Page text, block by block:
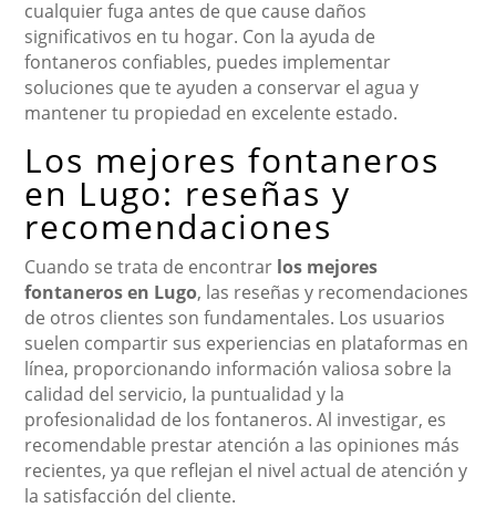
cualquier fuga antes de que cause daños
significativos en tu hogar. Con la ayuda de
fontaneros confiables, puedes implementar
soluciones que te ayuden a conservar el agua y
mantener tu propiedad en excelente estado.
Los mejores fontaneros
en Lugo: reseñas y
recomendaciones
Cuando se trata de encontrar los mejores
fontaneros en Lugo, las reseñas y recomendaciones
de otros clientes son fundamentales. Los usuarios
suelen compartir sus experiencias en plataformas en
línea, proporcionando información valiosa sobre la
calidad del servicio, la puntualidad y la
profesionalidad de los fontaneros. Al investigar, es
recomendable prestar atención a las opiniones más
recientes, ya que reflejan el nivel actual de atención y
la satisfacción del cliente.